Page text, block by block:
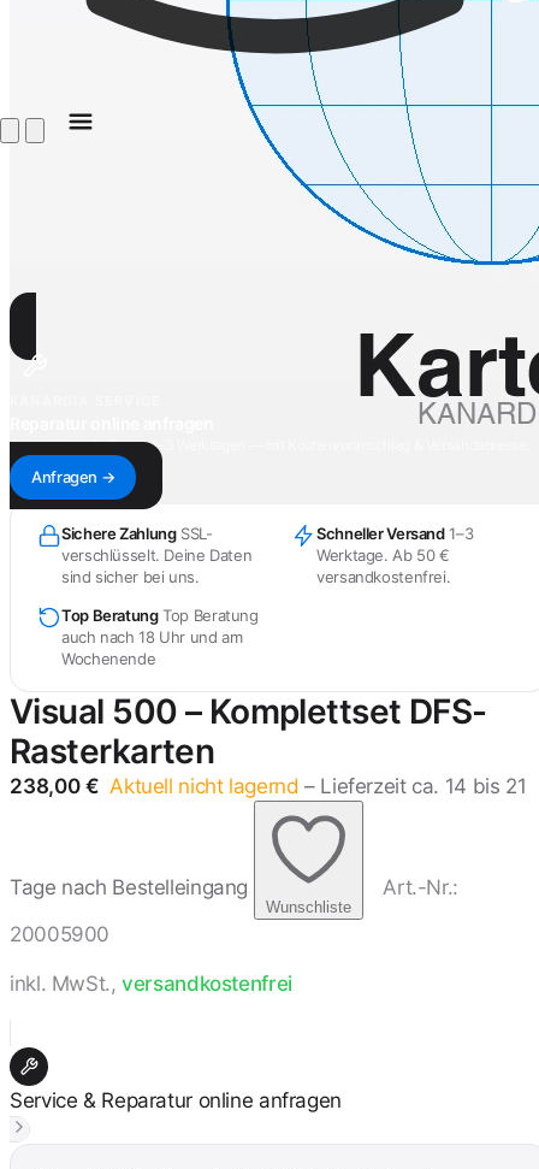
Antwort innerhalb von 1–3 Werktagen — mit Kostenvoranschlag & Versandadresse.
Anfragen →
Sichere Zahlung SSL-
verschlüsselt. Deine Daten
sind sicher bei uns.
Schneller Versand 1–3
Werktage. Ab 50 €
versandkostenfrei.
Top Beratung Top Beratung
auch nach 18 Uhr und am
Wochenende
Visual 500 – Komplettset DFS-
Rasterkarten
238,00€ Aktuell nicht lagernd – Lieferzeit ca. 14 bis 21
Tage nach Bestelleingang
Wunschliste
Art.-Nr.:
20005900
inkl. MwSt.,versandkostenfrei
Service & Reparatur online anfragen